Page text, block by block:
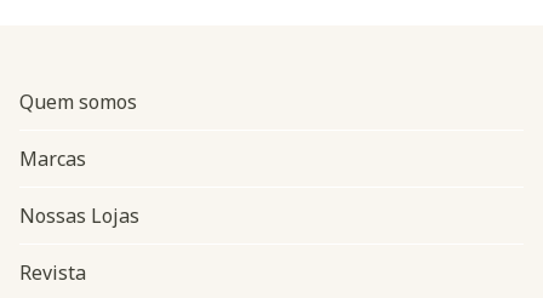
Quem somos
Marcas
Nossas Lojas
Revista